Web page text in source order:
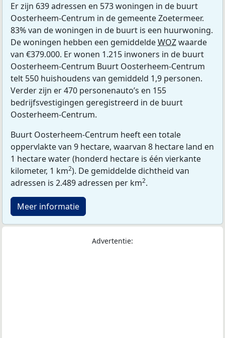
Er zijn 639 adressen en 573 woningen in de buurt
Oosterheem-Centrum in de gemeente Zoetermeer.
83% van de woningen in de buurt is een huurwoning.
De woningen hebben een gemiddeldeWOZwaarde
van €379.000. Er wonen 1.215 inwoners in de buurt
Oosterheem-Centrum Buurt Oosterheem-Centrum
telt 550 huishoudens van gemiddeld 1,9 personen.
Verder zijn er 470 personenauto’s en 155
bedrijfsvestigingen geregistreerd in de buurt
Oosterheem-Centrum.
Buurt Oosterheem-Centrum heeft een totale
oppervlakte van 9 hectare, waarvan 8 hectare land en
1 hectare water (honderd hectare is één vierkante
kilometer, 1 km2). De gemiddelde dichtheid van
adressen is 2.489 adressen per km2.
Meer informatie
Advertentie: